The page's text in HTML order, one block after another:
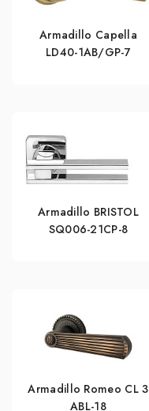
Armadillo Capella
LD40-1AB/GP-7
Armadillo BRISTOL
SQ006-21CP-8
Armadillo Romeo CL 3
ABL-18